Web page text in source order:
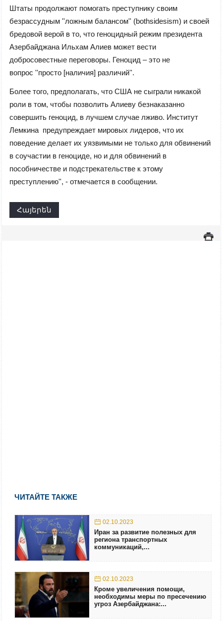
Штаты продолжают помогать преступнику своим
безрассудным ''ложным балансом'' (bothsidesism) и своей
бредовой верой в то, что геноцидный режим президента
Азербайджана Ильхам Алиев может вести
добросовестные переговоры. Геноцид – это не
вопрос ''просто [наличия] различий''.
Более того, предполагать, что США не сыграли никакой
роли в том, чтобы позволить Алиеву безнаказанно
совершить геноцид, в лучшем случае лживо. Институт
Лемкина предупреждает мировых лидеров, что их
поведение делает их уязвимыми не только для обвинений
в соучастии в геноциде, но и для обвинений в
пособничестве и подстрекательстве к этому
преступлению'', - отмечается в сообщении.
Հայերեն
ЧИТАЙТЕ ТАКЖЕ
02.10.2023
Иран за развитие полезных для
региона транспортных
коммуникаций,...
02.10.2023
Кроме увеличения помощи,
необходимы меры по пресечению
угроз Азербайджана:...